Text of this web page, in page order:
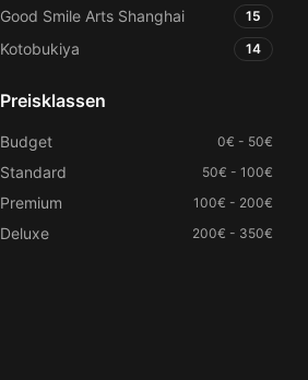
Good Smile Arts Shanghai 15
Kotobukiya 14
Preisklassen
Budget 0€ - 50€
Standard 50€ - 100€
Premium 100€ - 200€
Deluxe 200€ - 350€